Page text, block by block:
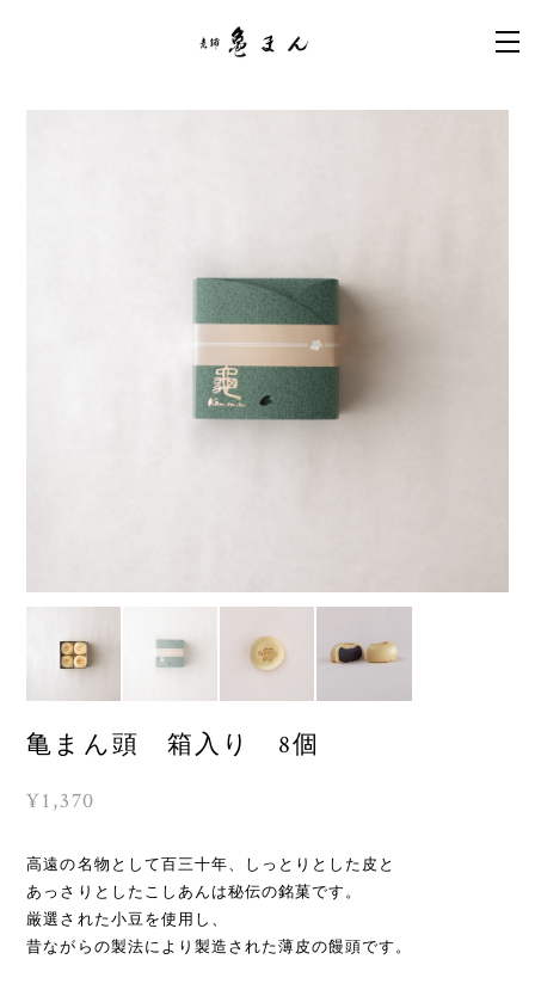
亀まん頭 箱入り 8個
¥1,370
高遠の名物として百三十年、しっとりとした皮と
あっさりとしたこしあんは秘伝の銘菓です。
厳選された小豆を使用し、
昔ながらの製法により製造された薄皮の饅頭です。